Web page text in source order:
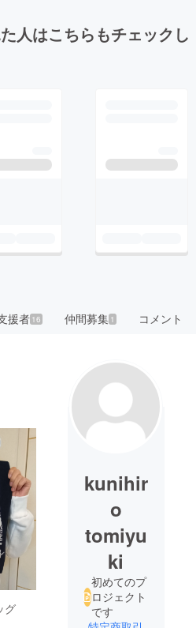
人はこちらもチェックし
援者 16 仲間募集 1 コメント
グ
kunihir
o
tomiyu
ki
初めてのプ
ロジェクト
です